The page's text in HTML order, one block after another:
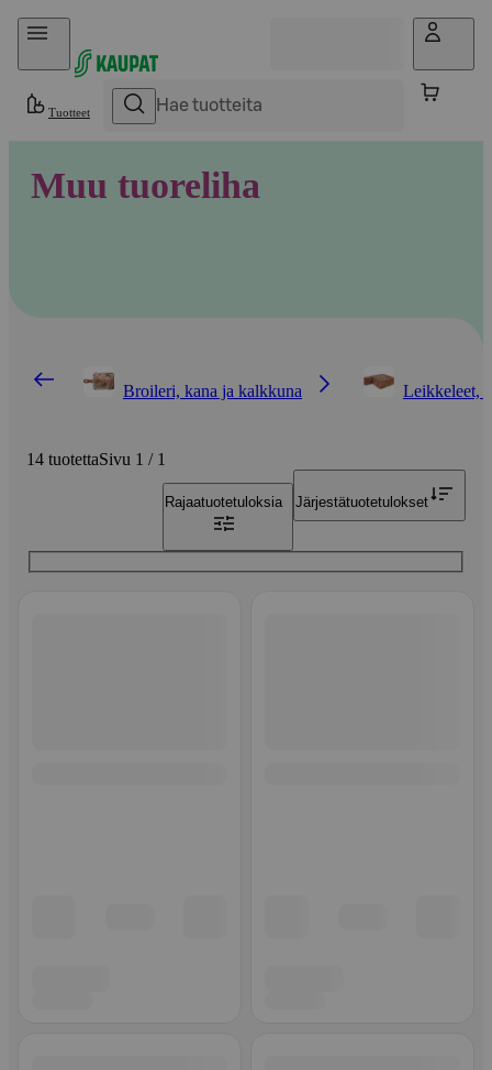
Hyppää sisältöön
Tuotteet
Muu tuoreliha
Broileri, kana ja kalkkuna Leikkeleet,
14 tuotettaSivu 1 / 1
Rajaatuotetuloksia Järjestätuotetulokset